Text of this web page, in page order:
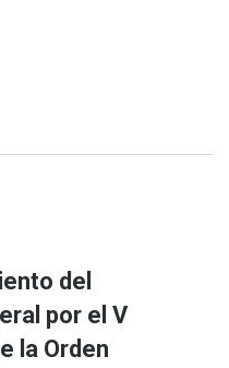
del
por el V
la Orden